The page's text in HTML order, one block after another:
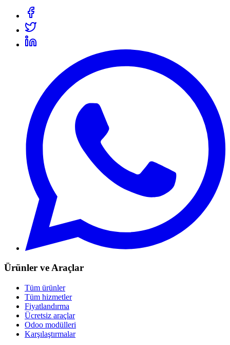
Ürünler ve Araçlar
Tüm ürünler
Tüm hizmetler
Fiyatlandırma
Ücretsiz araçlar
Odoo modülleri
Karşılaştırmalar